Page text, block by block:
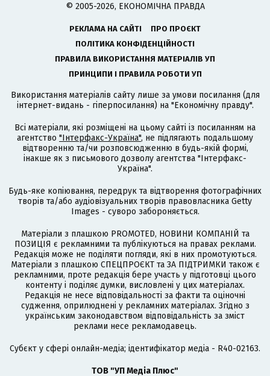
© 2005-2026, ЕКОНОМІЧНА ПРАВДА
РЕКЛАМА НА САЙТІ
ПРО ПРОЄКТ
ПОЛІТИКА КОНФІДЕНЦІЙНОСТІ
ПРАВИЛА ВИКОРИСТАННЯ МАТЕРІАЛІВ УП
ПРИНЦИПИ І ПРАВИЛА РОБОТИ УП
Використання матеріалів сайту лише за умови посилання (для
інтернет-видань - гіперпосилання) на "Економічну правду".
Всі матеріали, які розміщені на цьому сайті із посиланням на
агентство "Інтерфакс-Україна", не підлягають подальшому
відтворенню та/чи розповсюдженню в будь-якій формі,
інакше як з письмового дозволу агентства "Інтерфакс-
Україна".
Будь-яке копіювання, передрук та відтворення фотографічних
творів та/або аудіовізуальних творів правовласника Getty
Images - суворо забороняється.
Матеріали з плашкою PROMOTED, НОВИНИ КОМПАНІЙ та
ПОЗИЦІЯ є рекламними та публікуються на правах реклами.
Редакція може не поділяти погляди, які в них промотуються.
Матеріали з плашкою СПЕЦПРОЄКТ та ЗА ПІДТРИМКИ також є
рекламними, проте редакція бере участь у підготовці цього
контенту і поділяє думки, висловлені у цих матеріалах.
Редакція не несе відповідальності за факти та оціночні
судження, оприлюднені у рекламних матеріалах. Згідно з
українським законодавством відповідальність за зміст
реклами несе рекламодавець.
Cубєкт у сфері онлайн-медіа; ідентифікатор медіа - R40-02163.
ТОВ "УП Медіа Плюс"